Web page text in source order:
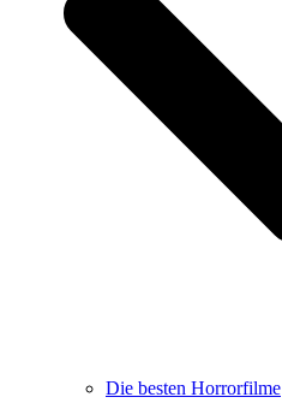
Die besten Horrorfilme